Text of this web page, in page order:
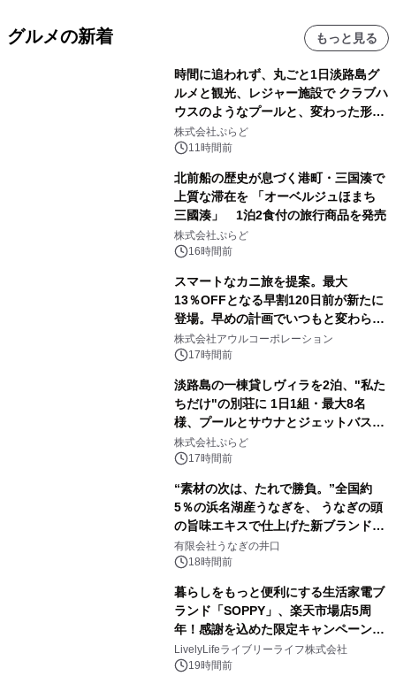
グルメの新着 もっと見る
時間に追われず、丸ごと1日淡路島グ
ルメと観光、レジャー施設で クラブハ
ウスのようなプールと、変わった形の
サウナも 「THE BOXY AWAJI」のお
得な素泊まり連泊プランで
株式会社ぷらど
11時間前
北前船の歴史が息づく港町・三国湊で
上質な滞在を 「オーベルジュほまち
三國湊」 1泊2食付の旅行商品を発売
株式会社ぷらど
16時間前
スマートなカニ旅を提案。最大
13％OFFとなる早割120日前が新たに
登場。早めの計画でいつもと変わらぬ
大人の冬旅を。ー夕日ヶ浦温泉「佳松
苑 別邸ふうか」ー
株式会社アウルコーポレーション
17時間前
淡路島の一棟貸しヴィラを2泊、"私た
ちだけ"の別荘に 1日1組・最大8名
様、プールとサウナとジェットバス付
きで Villa Mon Temps AWAJIの連泊
素泊りプラン
株式会社ぷらど
17時間前
“素材の次は、たれで勝負。”全国約
5％の浜名湖産うなぎを、 うなぎの頭
の旨味エキスで仕上げた新ブランド
「井口の誉」誕生
有限会社うなぎの井口
18時間前
暮らしをもっと便利にする生活家電ブ
ランド「SOPPY」、楽天市場店5周
年！感謝を込めた限定キャンペーンを
8月10日より開催
LivelyLifeライブリーライフ株式会社
19時間前